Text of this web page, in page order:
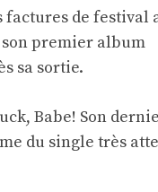
factures de festival
son premier album
sa sortie.
Babe! Son
du single très